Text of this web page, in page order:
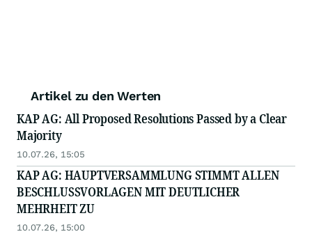
Artikel zu den Werten
KAP AG: All Proposed Resolutions Passed by a Clear
Majority
10.07.26, 15:05
KAP AG: HAUPTVERSAMMLUNG STIMMT ALLEN
BESCHLUSSVORLAGEN MIT DEUTLICHER
MEHRHEIT ZU
10.07.26, 15:00